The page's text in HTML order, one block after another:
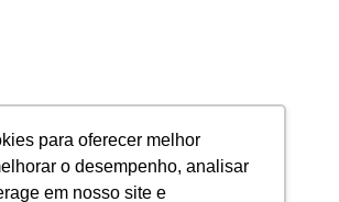
para oferecer melhor
o desempenho, analisar
em nosso site e